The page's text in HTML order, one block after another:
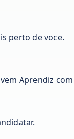
perto de voce.
Aprendiz